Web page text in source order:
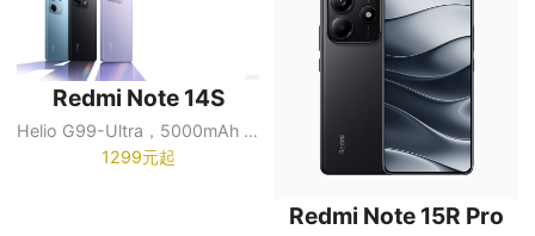
Redmi Note 14S
Helio G99-Ultra，5000mAh 电池
1299元起
Redmi Note 15R Pro